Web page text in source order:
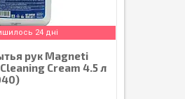
24 дні
рук Magneti
Cream 4.5 л